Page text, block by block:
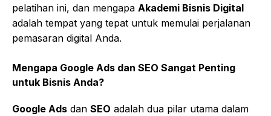
pelatihan ini, dan mengapa Akademi Bisnis Digital
adalah tempat yang tepat untuk memulai perjalanan
pemasaran digital Anda.
Mengapa Google Ads dan SEO Sangat Penting
untuk Bisnis Anda?
Google Ads dan SEO adalah dua pilar utama dalam